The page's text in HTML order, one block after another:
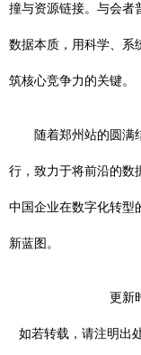
撞与资源链接。与会者
数据本质，用科学、系
筑核心竞争力的关键。
随着郑州站的圆满
行，致力于将前沿的数
中国企业在数字化转型
新蓝图。
更新
如若转载，请注明出